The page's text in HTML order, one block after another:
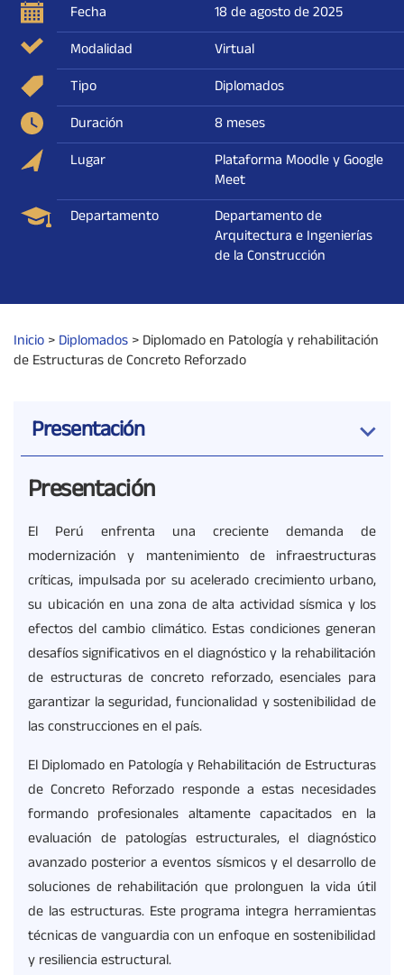
Fecha
18 de agosto de 2025
Modalidad
Virtual
Tipo
Diplomados
Duración
8 meses
Lugar
Plataforma Moodle y Google
Meet
Departamento
Departamento de
Arquitectura e Ingenierías
de la Construcción
Inicio>Diplomados>Diplomado en Patología y rehabilitación
de Estructuras de Concreto Reforzado
Presentación
Presentación
El Perú enfrenta una creciente demanda de
modernización y mantenimiento de infraestructuras
críticas, impulsada por su acelerado crecimiento urbano,
su ubicación en una zona de alta actividad sísmica y los
efectos del cambio climático. Estas condiciones generan
desafíos significativos en el diagnóstico y la rehabilitación
de estructuras de concreto reforzado, esenciales para
garantizar la seguridad, funcionalidad y sostenibilidad de
las construcciones en el país.
El Diplomado en Patología y Rehabilitación de Estructuras
de Concreto Reforzado responde a estas necesidades
formando profesionales altamente capacitados en la
evaluación de patologías estructurales, el diagnóstico
avanzado posterior a eventos sísmicos y el desarrollo de
soluciones de rehabilitación que prolonguen la vida útil
de las estructuras. Este programa integra herramientas
técnicas de vanguardia con un enfoque en sostenibilidad
y resiliencia estructural.